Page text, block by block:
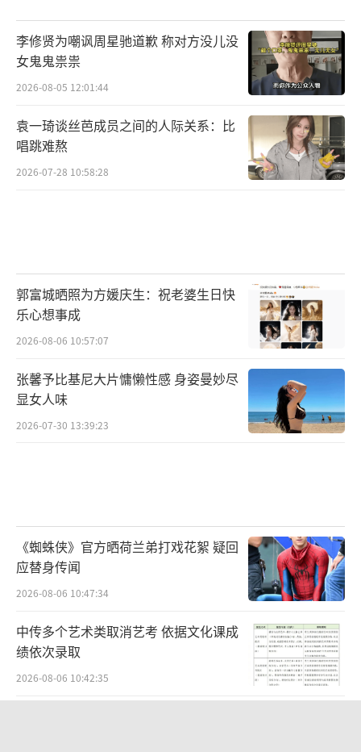
李修贤为嘲讽周星驰道歉 称对方没儿没
女鬼鬼祟祟
2026-08-05 12:01:44
袁一琦谈丝芭成员之间的人际关系：比
唱跳难熬
2026-07-28 10:58:28
郭富城晒照为方媛庆生：祝老婆生日快
乐心想事成
2026-08-06 10:57:07
张馨予比基尼大片慵懒性感 身姿曼妙尽
显女人味
2026-07-30 13:39:23
《蜘蛛侠》官方晒荷兰弟打戏花絮 疑回
应替身传闻
2026-08-06 10:47:34
中传多个艺术类取消艺考 依据文化课成
绩依次录取
2026-08-06 10:42:35